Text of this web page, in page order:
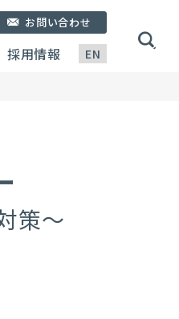
EN
採用情報
お問い合わせ
策～